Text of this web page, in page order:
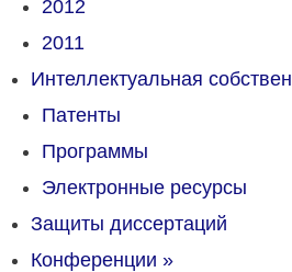
2012
2011
Интеллектуальная
Патенты
Программы
Электронные ресурсы
Защиты диссертаций
Конференции »